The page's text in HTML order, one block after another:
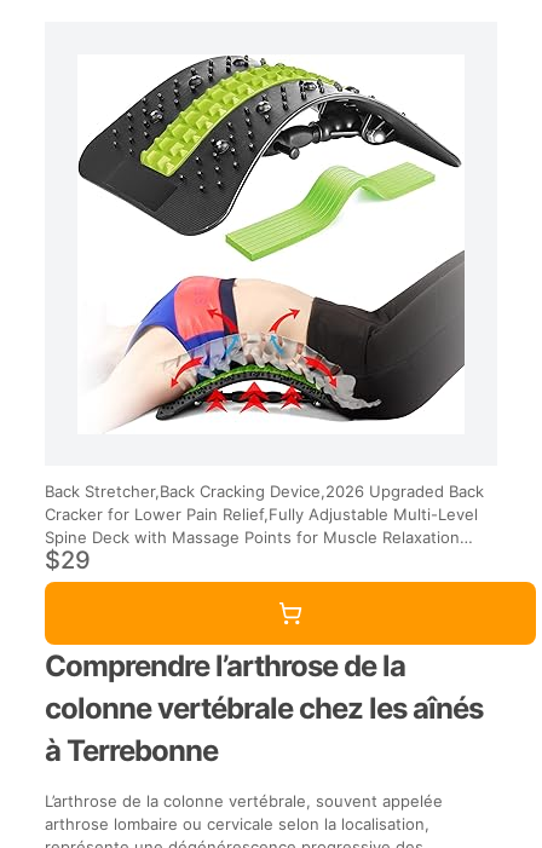
Back Stretcher,Back Cracking Device,2026 Upgraded Back
Cracker for Lower Pain Relief,Fully Adjustable Multi-Level
Spine Deck with Massage Points for Muscle Relaxation
(BlackGreen)
$29
Comprendre l’arthrose de la
colonne vertébrale chez les aînés
à Terrebonne
L’arthrose de la colonne vertébrale, souvent appelée
arthrose lombaire ou cervicale selon la localisation,